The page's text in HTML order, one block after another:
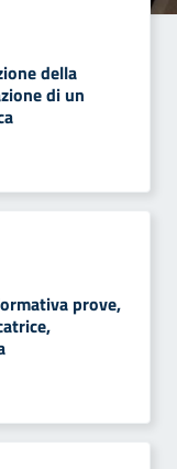
della
di un
prove,